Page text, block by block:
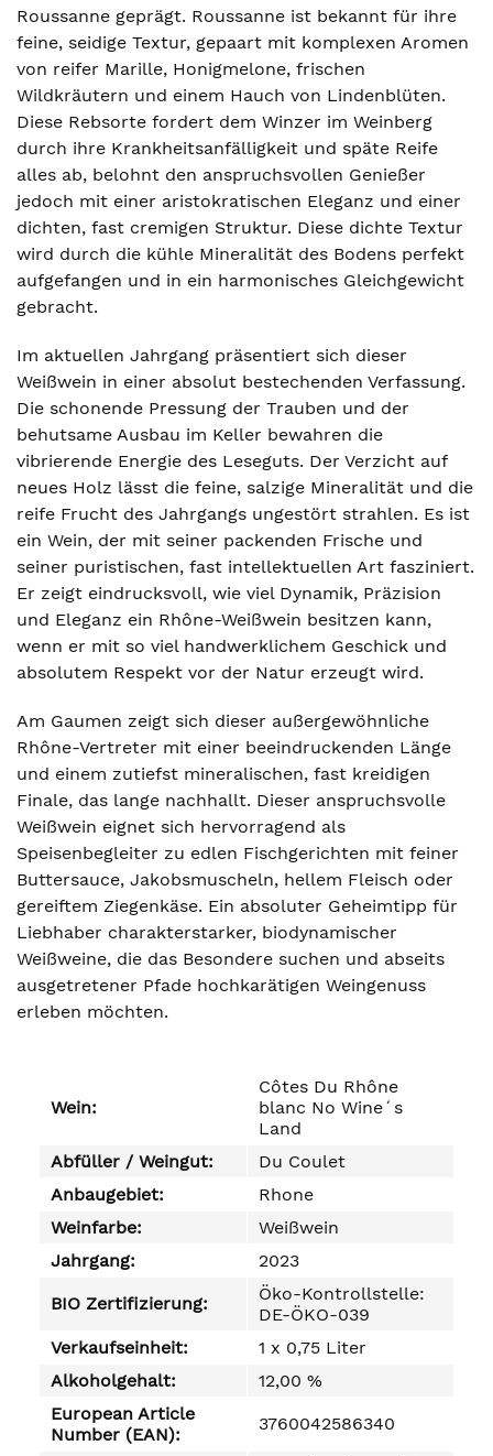
Roussanne geprägt. Roussanne ist bekannt für ihre
feine, seidige Textur, gepaart mit komplexen Aromen
von reifer Marille, Honigmelone, frischen
Wildkräutern und einem Hauch von Lindenblüten.
Diese Rebsorte fordert dem Winzer im Weinberg
durch ihre Krankheitsanfälligkeit und späte Reife
alles ab, belohnt den anspruchsvollen Genießer
jedoch mit einer aristokratischen Eleganz und einer
dichten, fast cremigen Struktur. Diese dichte Textur
wird durch die kühle Mineralität des Bodens perfekt
aufgefangen und in ein harmonisches Gleichgewicht
gebracht.
Im aktuellen Jahrgang präsentiert sich dieser
Weißwein in einer absolut bestechenden Verfassung.
Die schonende Pressung der Trauben und der
behutsame Ausbau im Keller bewahren die
vibrierende Energie des Leseguts. Der Verzicht auf
neues Holz lässt die feine, salzige Mineralität und die
reife Frucht des Jahrgangs ungestört strahlen. Es ist
ein Wein, der mit seiner packenden Frische und
seiner puristischen, fast intellektuellen Art fasziniert.
Er zeigt eindrucksvoll, wie viel Dynamik, Präzision
und Eleganz ein Rhône-Weißwein besitzen kann,
wenn er mit so viel handwerklichem Geschick und
absolutem Respekt vor der Natur erzeugt wird.
Am Gaumen zeigt sich dieser außergewöhnliche
Rhône-Vertreter mit einer beeindruckenden Länge
und einem zutiefst mineralischen, fast kreidigen
Finale, das lange nachhallt. Dieser anspruchsvolle
Weißwein eignet sich hervorragend als
Speisenbegleiter zu edlen Fischgerichten mit feiner
Buttersauce, Jakobsmuscheln, hellem Fleisch oder
gereiftem Ziegenkäse. Ein absoluter Geheimtipp für
Liebhaber charakterstarker, biodynamischer
Weißweine, die das Besondere suchen und abseits
ausgetretener Pfade hochkarätigen Weingenuss
erleben möchten.
Wein:
Côtes Du Rhône
blanc No Wine´s
Land
Abfüller / Weingut:
Du Coulet
Anbaugebiet:
Rhone
Weinfarbe:
Weißwein
Jahrgang:
2023
BIO Zertifizierung:
Öko-Kontrollstelle:
DE-ÖKO-039
Verkaufseinheit:
1 x 0,75 Liter
Alkoholgehalt:
12,00 %
European Article
Number (EAN):
3760042586340